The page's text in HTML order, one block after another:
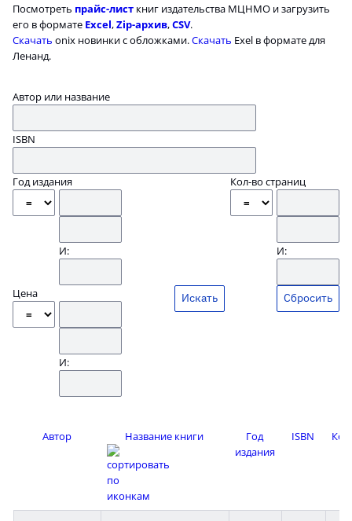
Посмотреть прайс-лист книг издательства МЦНМО и загрузить
его в формате Excel,Zip-архив,CSV.
Скачать onix новинки с обложками.Скачать Exel в формате для
Ленанд.
Автор или название
ISBN
Год издания
И:
Кол-во страниц
И:
Цена
И:
Сбросить
Автор Название книги
Год
издания
ISBN